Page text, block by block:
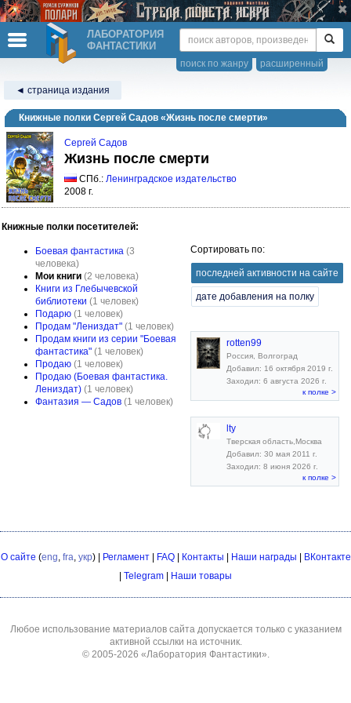
ЛАБОРАТОРИЯ
ФАНТАСТИКИ
расширенный
поиск по жанру
◄ страница издания
Книжные полки Сергей Садов «Жизнь после смерти»
Сергей Садов
Жизнь после смерти
СПб.: Ленинградское издательство
2008 г.
Книжные полки посетителей:
Боевая фантастика (3
человека)
Мои книги (2 человека)
Книги из Глебычевской
библиотеки (1 человек)
Подарю (1 человек)
Продам "Лениздат" (1 человек)
Продам книги из серии "Боевая
фантастика" (1 человек)
Продаю (1 человек)
Продаю (Боевая фантастика.
Лениздат) (1 человек)
Фантазия — Садов (1 человек)
Сортировать по:
последней активности на сайте
дате добавления на полку
rotten99
Россия, Волгоград
Добавил: 16 октября 2019 г.
Заходил: 6 августа 2026 г.
к полке >
lty
Тверская область,Москва
Добавил: 30 мая 2011 г.
Заходил: 8 июня 2026 г.
к полке >
О сайте (eng, fra, укр) | Регламент| FAQ| Контакты Наши награды
ВКонтакте
Telegram Наши товары
Любое использование материалов сайта допускается только с указанием
активной ссылки на источник.
© 2005-2026 «Лаборатория Фантастики».